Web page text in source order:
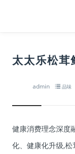
太太乐松茸
admin 品味
健康消费理念深度
化、健康化升级,